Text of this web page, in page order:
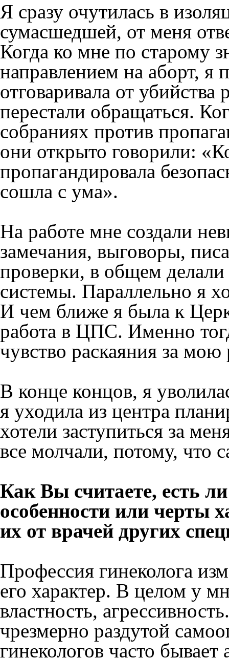
Я сразу очутилась в
сумасшедшей, от меня
Когда ко мне по старому
направлением на аборт, я
отговаривала от
перестали обращаться.
собраниях против
они открыто говорили:
пропагандировала
сошла с ума».
На работе мне создали
замечания, выговоры,
проверки, в общем
системы. Параллельно я
И чем ближе я была к
работа в ЦПС. Именно
чувство раскаяния за мою
В конце концов, я
я уходила из центра
хотели заступиться за
все молчали, потому, что
Как Вы считаете, есть
особенности или черты
их от врачей других
Профессия гинеколога
его характер. В целом у
властность,
чрезмерно раздутой
гинекологов часто бывает